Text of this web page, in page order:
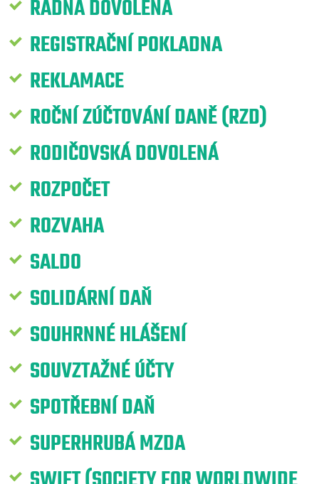
ŘÁDNÁ DOVOLENÁ
REGISTRAČNÍ POKLADNA
REKLAMACE
ROČNÍ ZÚČTOVÁNÍ DANĚ (RZD)
RODIČOVSKÁ DOVOLENÁ
ROZPOČET
ROZVAHA
SALDO
SOLIDÁRNÍ DAŇ
SOUHRNNÉ HLÁŠENÍ
SOUVZTAŽNÉ ÚČTY
SPOTŘEBNÍ DAŇ
SUPERHRUBÁ MZDA